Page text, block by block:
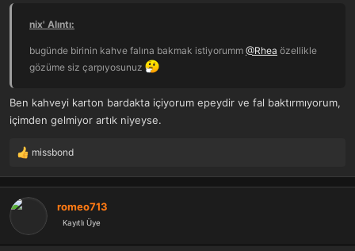
nix' Alıntı:
bugünde birinin kahve falına bakmak istiyorumm @Rhea özellikle
gözüme siz çarpıyosunuz
Ben kahveyi karton bardakta içiyorum epeydir ve fal baktırmıyorum,
içimden gelmiyor artık niyeyse.
T
p
k
l
e
missbond
romeo713
Kayıtlı Üye